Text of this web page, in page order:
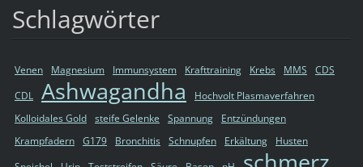
Schlagwörter
Venen Magnesium Immunsystem Krafttraining Krebs MMS
CDS
CDL Ashwagandha
Hochvolt Plasmaverfahren
Kolloidales Gold steife Gelenke Spannung
Entzündungen
Krampfadern G179 Bronchitis Schnupfen Erkältung
Husten